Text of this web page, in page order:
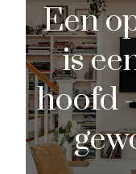
Een
is
hoofd